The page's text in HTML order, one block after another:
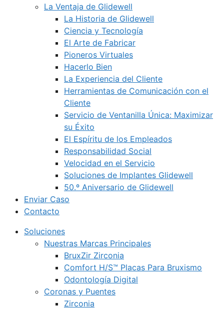
La Ventaja de Glidewell
La Historia de Glidewell
Ciencia y Tecnología
El Arte de Fabricar
Pioneros Virtuales
Hacerlo Bien
La Experiencia del Cliente
Herramientas de Comunicación con el
Cliente
Servicio de Ventanilla Única: Maximizar
su Éxito
El Espíritu de los Empleados
Responsabilidad Social
Velocidad en el Servicio
Soluciones de Implantes Glidewell
50.º Aniversario de Glidewell
Enviar Caso
Contacto
Soluciones
Nuestras Marcas Principales
BruxZir Zirconia
Comfort H/S™ Placas Para Bruxismo
Odontología Digital
Coronas y Puentes
Zirconia